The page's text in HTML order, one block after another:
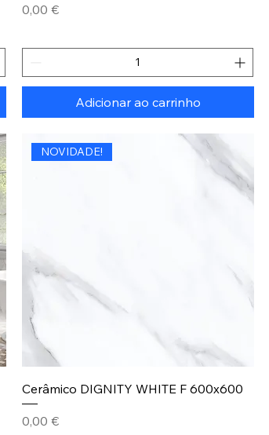
Preço
0,00 €
Adicionar ao carrinho
NOVIDADE!
Cerâmico DIGNITY WHITE F 600x600
Preço
0,00 €